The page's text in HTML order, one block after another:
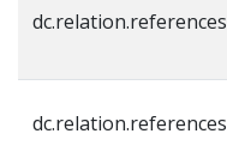
dc.relation.references
dc.relation.references